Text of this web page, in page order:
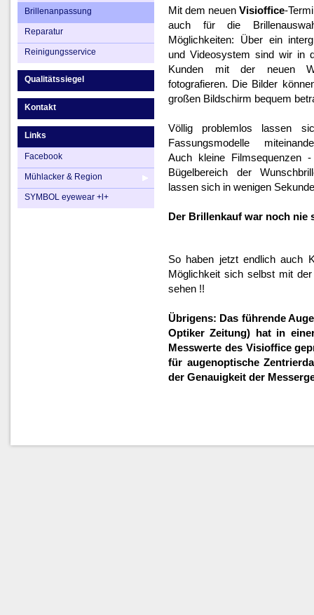
Brillenanpassung
Reparatur
Reinigungsservice
Qualitätssiegel
Kontakt
Links
Facebook
Mühlacker & Region
SYMBOL eyewear +l+
Mit dem neuen Visioffice-
auch für die
Möglichkeiten: Über ein
und Videosystem sind wir in
Kunden mit der neuen
fotografieren. Die Bilder
großen Bildschirm bequem
Völlig problemlos lassen
Fassungsmodelle
Auch kleine Filmsequenzen
Bügelbereich der
lassen sich in wenigen
Der Brillenkauf war noch nie
So haben jetzt endlich auch
Möglichkeit sich selbst mit
sehen !!
Übrigens: Das führende
Optiker Zeitung) hat in
Messwerte des Visioffice
für augenoptische
der Genauigkeit der